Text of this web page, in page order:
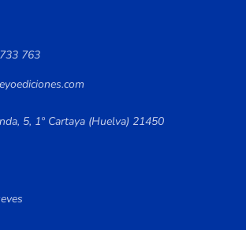
763
5, 1º Cartaya (Huelva) 21450